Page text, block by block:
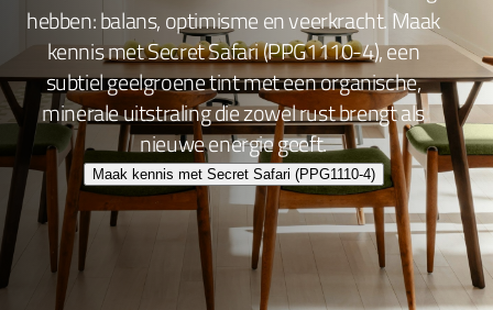
hebben: balans, optimisme en veerkracht. Maak
kennis met Secret Safari (PPG1110-4), een
subtiel geelgroene tint met een organische,
minerale uitstraling die zowel rust brengt als
nieuwe energie geeft.
Maak kennis met Secret Safari (PPG1110-4)